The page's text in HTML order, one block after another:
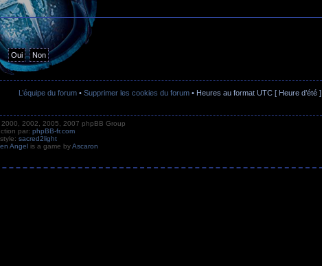
L’équipe du forum• Supprimer les cookies du forum• Heures au format UTC [ Heure d’été ]
2002, 2005, 2007 phpBB Group
par: phpBB-fr.com
style: sacred2light
Angel is a game byAscaron